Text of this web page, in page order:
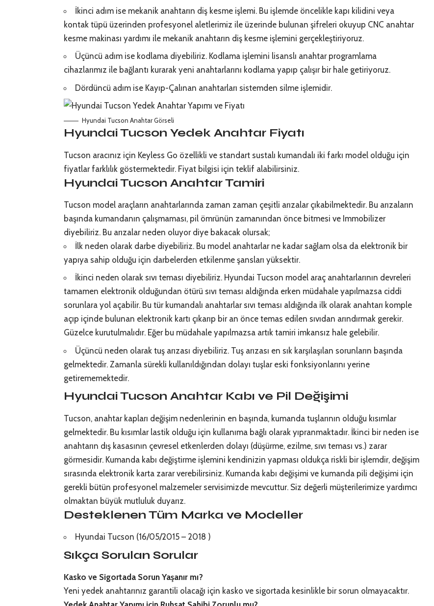
İkinci adım ise mekanik anahtarın diş kesme işlemi. Bu işlemde öncelikle kapı kilidini veya
kontak tüpü üzerinden profesyonel aletlerimiz ile üzerinde bulunan şifreleri okuyup CNC anahtar
kesme makinası yardımı ile mekanik anahtarın diş kesme işlemini gerçekleştiriyoruz.
Üçüncü adım ise kodlama diyebiliriz. Kodlama işlemini lisanslı anahtar programlama
cihazlarımız ile bağlantı kurarak yeni anahtarlarını kodlama yapıp çalışır bir hale getiriyoruz.
Dördüncü adım ise Kayıp-Çalınan anahtarları sistemden silme işlemidir.
Hyundai Tucson Anahtar Görseli
Hyundai Tucson Yedek Anahtar Fiyatı
Tucson aracınız için Keyless Go özellikli ve standart sustalı kumandalı iki farkı model olduğu için
fiyatlar farklılık göstermektedir. Fiyat bilgisi için teklif alabilirsiniz.
Hyundai Tucson Anahtar Tamiri
Tucson model araçların anahtarlarında zaman zaman çeşitli arızalar çıkabilmektedir. Bu arızaların
başında kumandanın çalışmaması, pil ömrünün zamanından önce bitmesi ve Immobilizer
diyebiliriz. Bu arızalar neden oluyor diye bakacak olursak;
İlk neden olarak darbe diyebiliriz. Bu model anahtarlar ne kadar sağlam olsa da elektronik bir
yapıya sahip olduğu için darbelerden etkilenme şansları yüksektir.
İkinci neden olarak sıvı teması diyebiliriz. Hyundai Tucson model araç anahtarlarının devreleri
tamamen elektronik olduğundan ötürü sıvı teması aldığında erken müdahale yapılmazsa ciddi
sorunlara yol açabilir. Bu tür kumandalı anahtarlar sıvı teması aldığında ilk olarak anahtarı komple
açıp içinde bulunan elektronik kartı çıkarıp bir an önce temas edilen sıvıdan arındırmak gerekir.
Güzelce kurutulmalıdır. Eğer bu müdahale yapılmazsa artık tamiri imkansız hale gelebilir.
Üçüncü neden olarak tuş arızası diyebiliriz. Tuş arızası en sık karşılaşılan sorunların başında
gelmektedir. Zamanla sürekli kullanıldığından dolayı tuşlar eski fonksiyonlarını yerine
getirememektedir.
Hyundai Tucson Anahtar Kabı ve Pil Değişimi
Tucson, anahtar kapları değişim nedenlerinin en başında, kumanda tuşlarının olduğu kısımlar
gelmektedir. Bu kısımlar lastik olduğu için kullanıma bağlı olarak yıpranmaktadır. İkinci bir neden ise
anahtarın dış kasasının çevresel etkenlerden dolayı (düşürme, ezilme, sıvı teması vs.) zarar
görmesidir. Kumanda kabı değiştirme işlemini kendinizin yapması oldukça riskli bir işlemdir, değişim
sırasında elektronik karta zarar verebilirsiniz. Kumanda kabı değişimi ve kumanda pili değişimi için
gerekli bütün profesyonel malzemeler servisimizde mevcuttur. Siz değerli müşterilerimize yardımcı
olmaktan büyük mutluluk duyarız.
Desteklenen Tüm Marka ve Modeller
Hyundai Tucson (16/05/2015 – 2018 )
Sıkça Sorulan Sorular
Kasko ve Sigortada Sorun Yaşanır mı?
Yeni yedek anahtarınız garantili olacağı için kasko ve sigortada kesinlikle bir sorun olmayacaktır.